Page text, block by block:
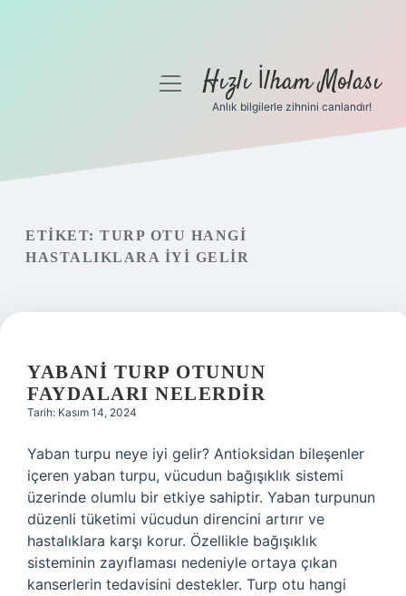
Gizlilik Politikası
Hakkımızda
menüyüHızlı İlham Molası
Anlık bilgilerle zihnini canlandır!
ETIKET: TURP OTU HANGI
HASTALIKLARA IYI GELIR
YABANI TURP OTUNUN
FAYDALARI NELERDIR
Tarih: Kasım 14, 2024
Yaban turpu neye iyi gelir? Antioksidan bileşenler
içeren yaban turpu, vücudun bağışıklık sistemi
üzerinde olumlu bir etkiye sahiptir. Yaban turpunun
düzenli tüketimi vücudun direncini artırır ve
hastalıklara karşı korur. Özellikle bağışıklık
sisteminin zayıflaması nedeniyle ortaya çıkan
kanserlerin tedavisini destekler. Turp otu hangi